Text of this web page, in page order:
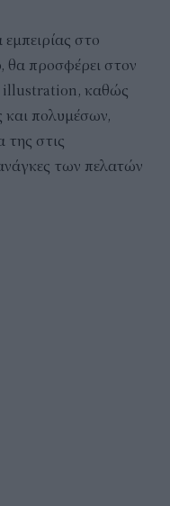
στο
θα προσφέρει στον
illustration, καθώς
και πολυμέσων,
της στις
των πελατών